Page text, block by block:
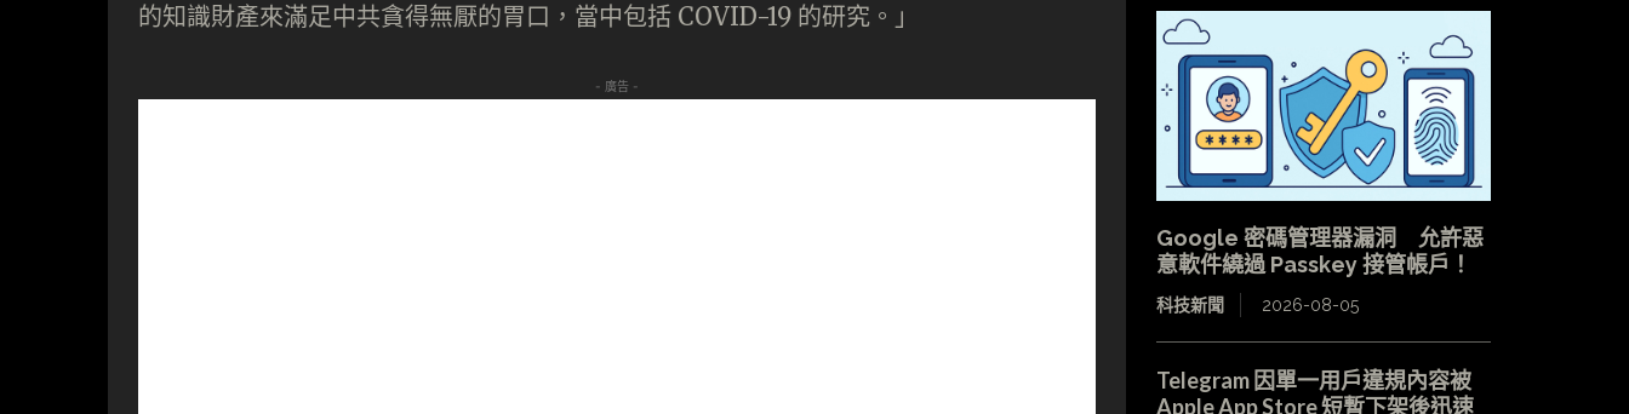
的知識財產來滿足中共貪得無厭的胃口，當中包括 COVID-19 的研究。」
- 廣告 -
Google 密碼管理器漏洞 允許惡
意軟件繞過 Passkey 接管帳戶！
科技新聞 2026-08-05
Telegram 因單一用戶違規內容被
Apple App Store 短暫下架後迅速